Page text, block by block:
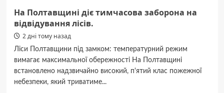
На Полтавщині діє тимчасова заборона на
відвідування лісів.
2 дні тому назад
Ліси Полтавщини під замком: температурний режим
вимагає максимальної обережності На Полтавщині
встановлено надзвичайно високий, п'ятий клас пожежної
небезпеки, який триватиме...